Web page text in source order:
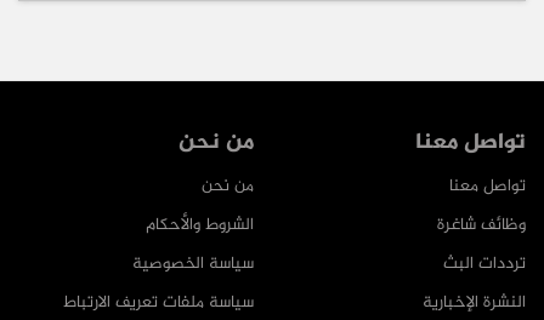
من نحن
من نحن
الشروط والأحكام
سياسة الخصوصية
سياسة ملفات تعريف الارتباط
تواصل معنا
تواصل معنا
وظائف شاغرة
ترددات البث
النشرة الإخبارية